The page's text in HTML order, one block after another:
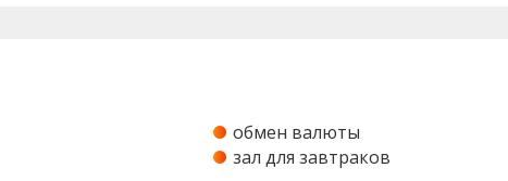
обмен валюты
зал для завтраков